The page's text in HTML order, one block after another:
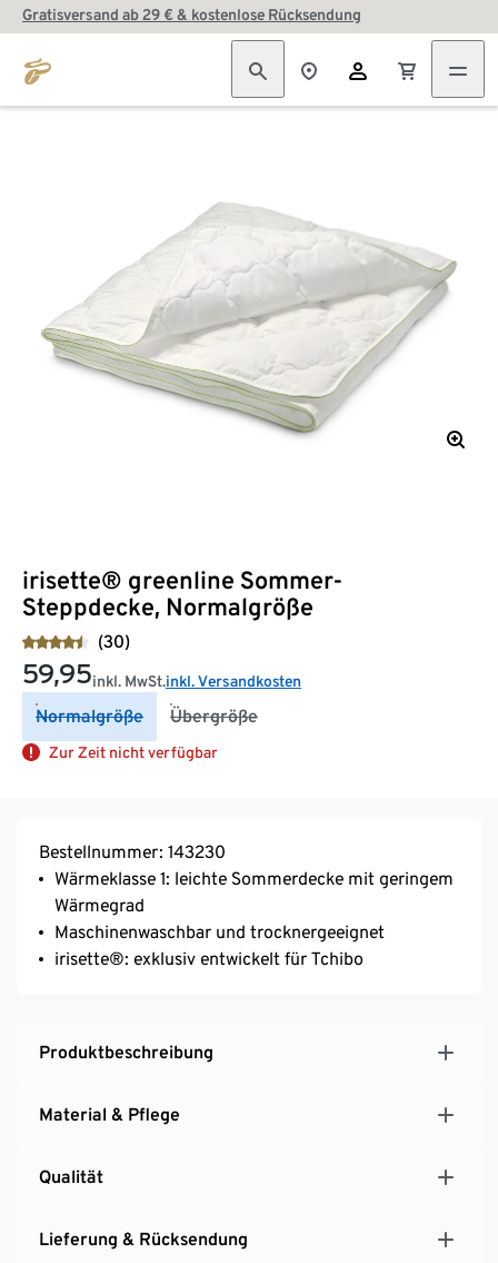
Gratisversand ab 29 € & kostenlose Rücksendung
irisette® greenline Sommer-
Steppdecke, Normalgröße
(30)
59,95inkl. MwSt.inkl. Versandkosten
Normalgröße Übergröße
Zur Zeit nicht verfügbar
Bestellnummer: 143230
Wärmeklasse 1: leichte Sommerdecke mit geringem
Wärmegrad
Maschinenwaschbar und trocknergeeignet
irisette®: exklusiv entwickelt für Tchibo
Produktbeschreibung
Material & Pflege
Qualität
Lieferung & Rücksendung